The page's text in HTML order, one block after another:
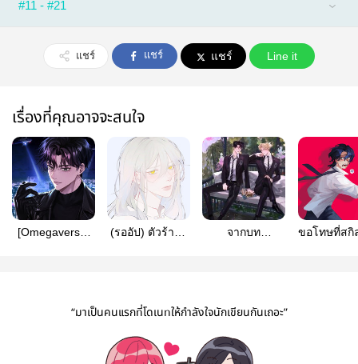
#11 - #21
แชร์ แชร์ แชร์ Line it
เรื่องที่คุณอาจจะสนใจ
[Omegaverse]
(รออัป) ตัวร้ายผู้
จากบท
#ตัวประกอบแย่ง
ขอโทษที่สกิ
“มาเป็นคนแรกที่โดเนทให้กำลังใจนักเขียนกันเถอะ”